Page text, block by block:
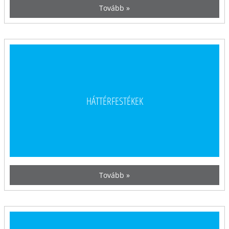
Tovább »
HÁTTÉRFESTÉKEK
Tovább »